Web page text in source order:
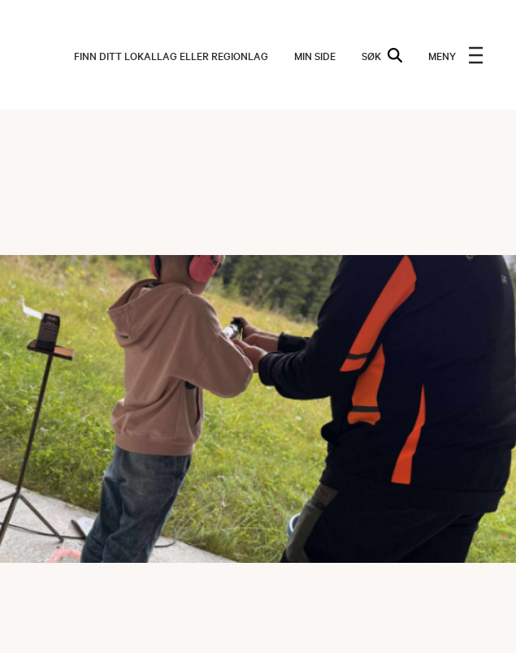
FINN DITT LOKALLAG ELLER REGIONLAG MIN SIDE SØK MENY